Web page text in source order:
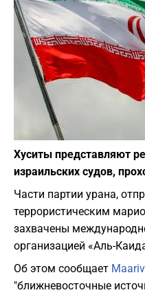
Хуситы представляют
израильских судов,
Части партии урана,
террористическим
захвачены
организацией «Аль-
Об этом сообщает Maariv
"ближневосточные